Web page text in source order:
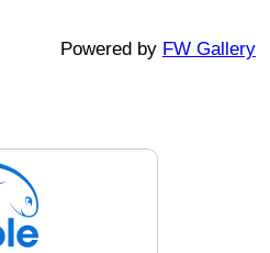
Powered by FW Gallery